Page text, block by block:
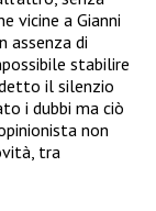
vicine a Gianni
assenza di
stabilire
il silenzio
i dubbi ma ciò
non
tra